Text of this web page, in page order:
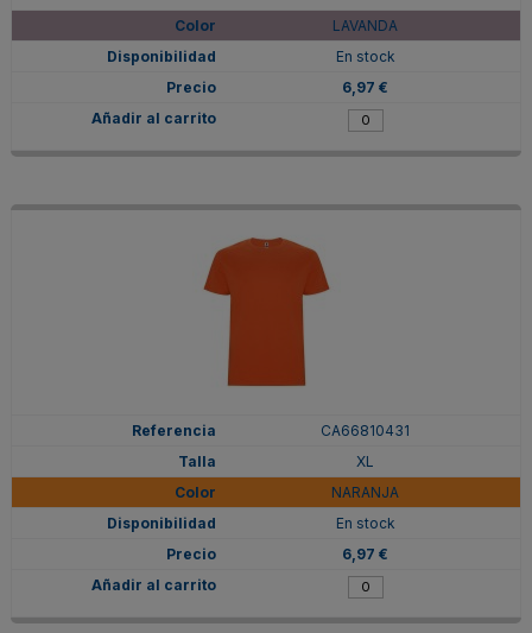
LAVANDA
En stock
6,97 €
CA66810431
XL
NARANJA
En stock
6,97 €